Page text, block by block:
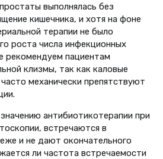
выполнялась без
кишечника, и хотя на фоне
терапии не было
роста числа инфекционных
рекомендуем пациентам
клизмы, так как каловые
механически препятствуют
антибиотикотерапии при
встречаются в
и не дают окончательного
ли частота встречаемости